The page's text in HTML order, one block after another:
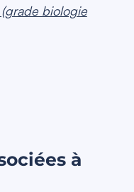
biologie
à